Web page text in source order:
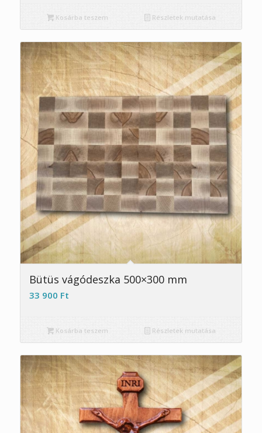
Kosárba teszem Részletek mutatása
Bütüs vágódeszka 500×300 mm
33 900 Ft
Kosárba teszem Részletek mutatása